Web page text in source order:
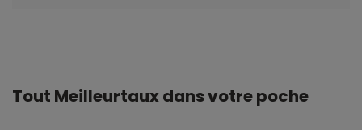
Tout Meilleurtaux dans votre poche